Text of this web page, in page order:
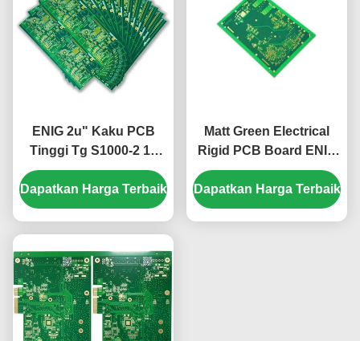
ENIG 2u" Kaku PCB
Tinggi Tg S1000-2 12
Lapisan 2.5mm Hijau
Putih
Dapatkan Harga Terbaik
Matt Green Electrical
Rigid PCB Board ENIG
2u" 12 Layer 2.2mm
Dapatkan Harga Terbaik